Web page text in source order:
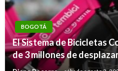
BOGOTÁ
El Sistema de Bicicletas
de 3 millones de